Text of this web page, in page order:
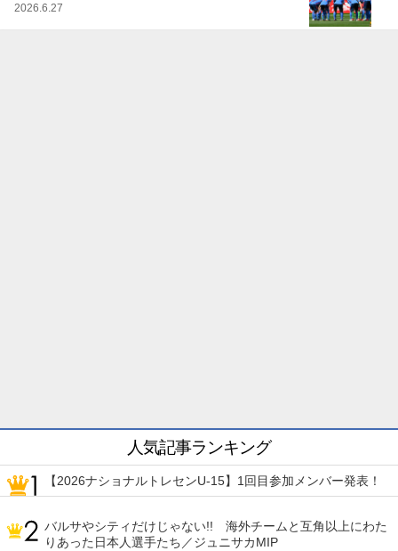
2026.6.27
人気記事ランキング
【2026ナショナルトレセンU-15】1回目参加メンバー発表！
バルサやシティだけじゃない!! 海外チームと互角以上にわた
りあった日本人選手たち／ジュニサカMIP